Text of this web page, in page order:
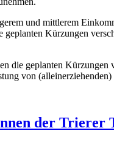
und mittlerem
Kürzungen
die geplanten
von
der Trierer